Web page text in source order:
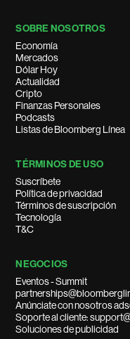
SOBRE NOSOTROS
Economía
Mercados
Dólar Hoy
Actualidad
Cripto
Finanzas Personales
Podcasts
Listas de Bloomberg Línea
TÉRMINOS DE USO
Suscríbete
Política de privacidad
Términos de suscripción
Tecnología
T&C
NEGOCIOS
Eventos - Summit
Anúnciate con nosotros
Soporte al cliente:
Soluciones de publicidad